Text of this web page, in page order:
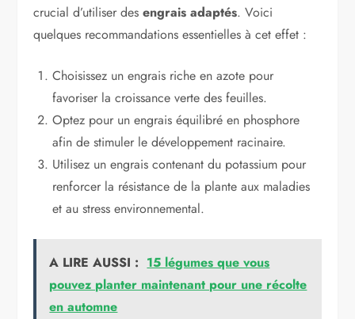
crucial d’utiliser desengrais adaptés. Voici
quelques recommandations essentielles à cet effet :
Choisissez un engrais riche en azote pour
favoriser la croissance verte des feuilles.
Optez pour un engrais équilibré en phosphore
afin de stimuler le développement racinaire.
Utilisez un engrais contenant du potassium pour
renforcer la résistance de la plante aux maladies
et au stress environnemental.
A LIRE AUSSI : 15 légumes que vous
pouvez planter maintenant pour une récolte
en automne